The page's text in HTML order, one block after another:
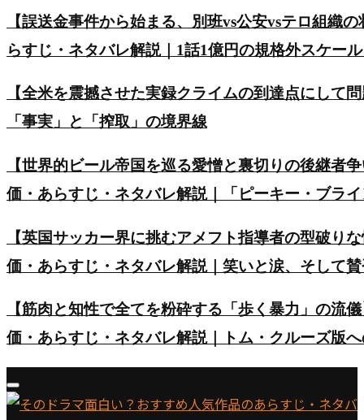
【誤送金事件から始まる、別班vs公安vsテロ組織
らすじ・ネタバレ解説｜1話1億円の規格外スケー
【全米を震撼させた実録クライムの到達点にして
「事実」と「搾取」の境界線
【世界的ビール帝国を巡る愛憎と裏切りの後継者
価・あらすじ・ネタバレ解説｜「ピーキー・ブラ
【英国サッカー界に挑むアメフト指導者の型破り
価・あらすじ・ネタバレ解説｜笑いと涙、そして
【筋肉と知性で全てを粉砕する「歩く暴力」の流
価・あらすじ・ネタバレ解説｜トム・クルーズ版
Primary
Menu